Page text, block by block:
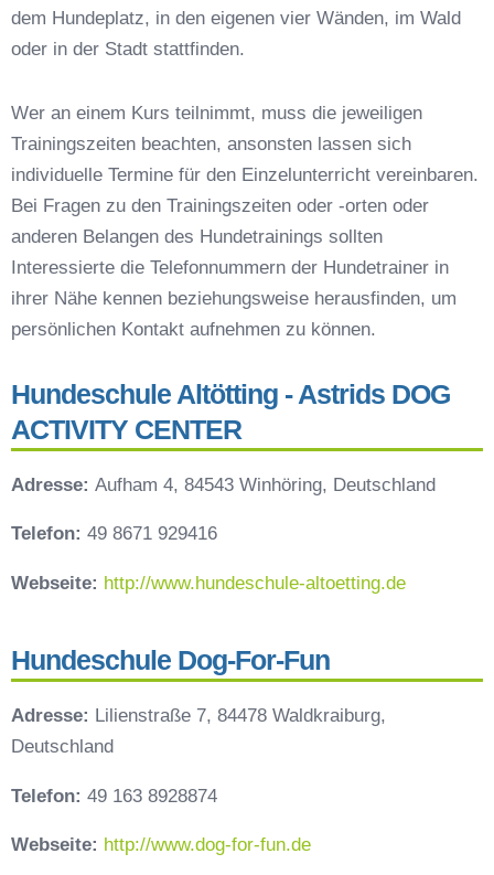
So findet man den richtigen Hundetrainer in
Altötting
dem Hundeplatz, in den eigenen vier Wänden, im Wald
oder in der Stadt stattfinden.
Wer an einem Kurs teilnimmt, muss die jeweiligen
Trainingszeiten beachten, ansonsten lassen sich
individuelle Termine für den Einzelunterricht vereinbaren.
Bei Fragen zu den Trainingszeiten oder -orten oder
anderen Belangen des Hundetrainings sollten
Interessierte die Telefonnummern der Hundetrainer in
ihrer Nähe kennen beziehungsweise herausfinden, um
persönlichen Kontakt aufnehmen zu können.
Hundeschule Altötting - Astrids DOG
ACTIVITY CENTER
Adresse: Aufham 4, 84543 Winhöring, Deutschland
Telefon: 49 8671 929416
Webseite: http://www.hundeschule-altoetting.de
Hundeschule Dog-For-Fun
Adresse: Lilienstraße 7, 84478 Waldkraiburg,
Deutschland
Telefon: 49 163 8928874
Webseite: http://www.dog-for-fun.de